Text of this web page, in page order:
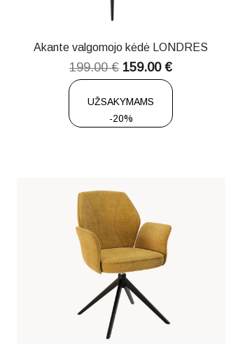
Akante valgomojo kėdė LONDRES
199.00€ 159.00€
UŽSAKYMAMS
-20%